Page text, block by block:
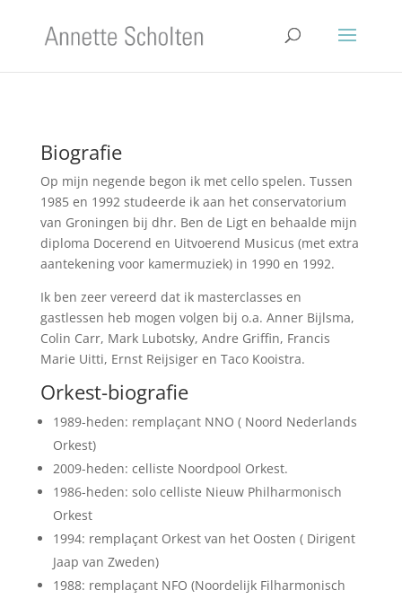
Biografie
Op mijn negende begon ik met cello spelen. Tussen
1985 en 1992 studeerde ik aan het conservatorium
van Groningen bij dhr. Ben de Ligt en behaalde mijn
diploma Docerend en Uitvoerend Musicus (met extra
aantekening voor kamermuziek) in 1990 en 1992.
Ik ben zeer vereerd dat ik masterclasses en
gastlessen heb mogen volgen bij o.a. Anner Bijlsma,
Colin Carr, Mark Lubotsky, Andre Griffin, Francis
Marie Uitti, Ernst Reijsiger en Taco Kooistra.
Orkest-biografie
1989-heden: remplaçant NNO ( Noord Nederlands
Orkest)
2009-heden: celliste Noordpool Orkest.
1986-heden: solo celliste Nieuw Philharmonisch
Orkest
1994: remplaçant Orkest van het Oosten ( Dirigent
Jaap van Zweden)
1988: remplaçant NFO (Noordelijk Filharmonisch